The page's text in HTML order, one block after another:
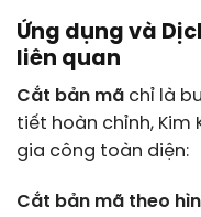
Ứng dụng và
liên quan
Cắt bản mã chỉ là
tiết hoàn chỉnh, Kim
gia công toàn diện:
Cắt bản mã theo